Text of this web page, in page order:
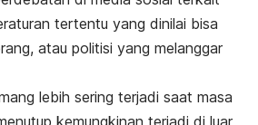
tertentu yang dinilai bisa
atau politisi yang melanggar
lebih sering terjadi saat masa